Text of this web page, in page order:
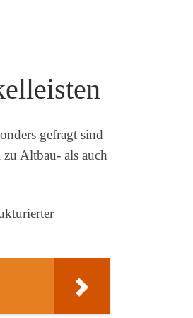
gefragt sind
Altbau- als auch